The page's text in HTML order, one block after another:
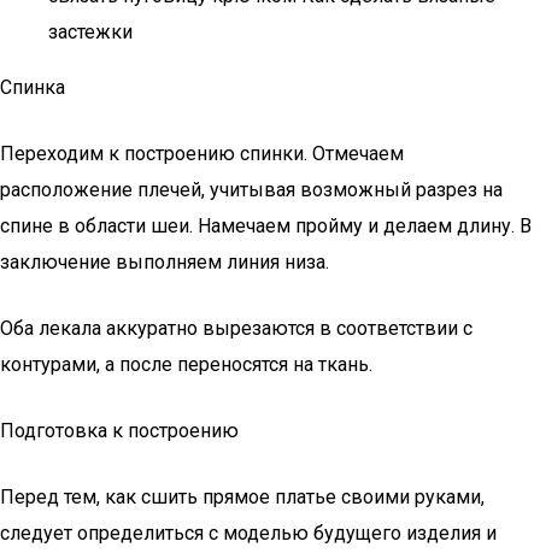
застежки
Спинка
Переходим к построению спинки. Отмечаем
расположение плечей, учитывая возможный разрез на
спине в области шеи. Намечаем пройму и делаем длину. В
заключение выполняем линия низа.
Оба лекала аккуратно вырезаются в соответствии с
контурами, а после переносятся на ткань.
Подготовка к построению
Перед тем, как сшить прямое платье своими руками,
следует определиться с моделью будущего изделия и